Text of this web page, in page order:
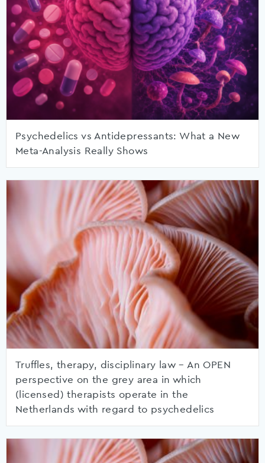
Psychedelics vs Antidepressants: What a New
Meta-Analysis Really Shows
Truffles, therapy, disciplinary law – An OPEN
perspective on the grey area in which
(licensed) therapists operate in the
Netherlands with regard to psychedelics